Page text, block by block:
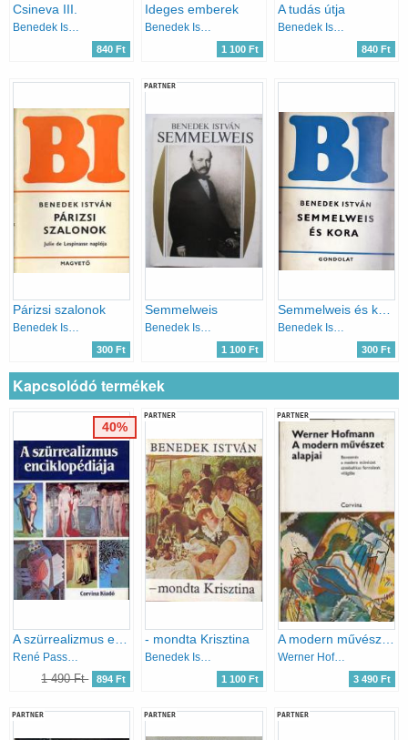
Csineva III.
Benedek István
840 Ft
Ideges emberek
Benedek István
1 100 Ft
A tudás útja
Benedek István
840 Ft
Párizsi szalonok
300 Ft
PARTNER
Semmelweis
1 100 Ft
Semmelweis és kora
Benedek István
300 Ft
Kapcsolódó termékek
1 490 Ft 894 Ft
40%
PARTNER
- mondta Krisztina
1 100 Ft
PARTNER
A modern művészet alapjai - Bevezetés a modern művészet szimbolikus formáinak világába
Werner Hofmann
3 490 Ft
PARTNER PARTNER PARTNER